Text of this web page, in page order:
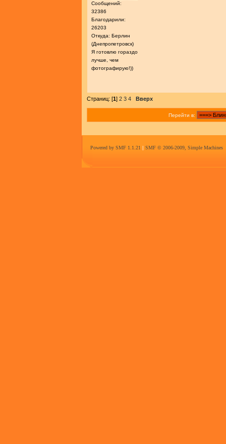
Сообщений:
32386
Благодарили:
26203
Откуда: Берлин
(Днепропетровск)
Я готовлю гораздо
лучше, чем
фотографирую!))
Страниц: [1] 2 3 4 Вверх
Перейти в:
Powered by SMF 1.1.21 | SMF © 2006-2009, Simple Machines